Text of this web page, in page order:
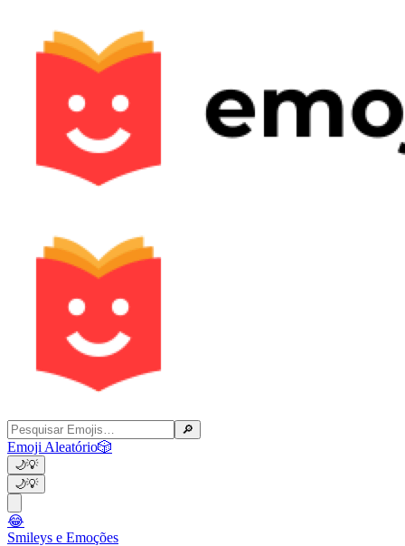
🔎
Emoji Aleatório🎲
🌙💡
🌙💡
😂
Smileys e Emoções